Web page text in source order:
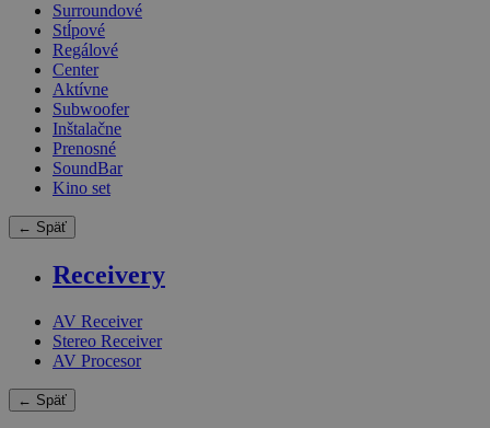
Surroundové
Stĺpové
Regálové
Center
Aktívne
Subwoofer
Inštalačne
Prenosné
SoundBar
Kino set
← Späť
Receivery
AV Receiver
Stereo Receiver
AV Procesor
← Späť